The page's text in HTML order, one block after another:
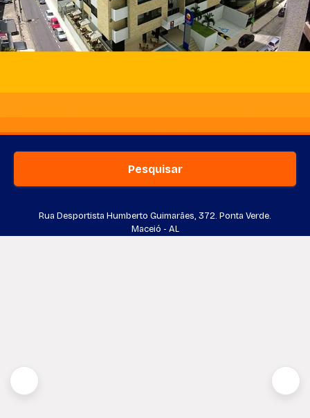
Pesquisar
Rua Desportista Humberto Guimarães, 372. Ponta Verde.
Maceió - AL